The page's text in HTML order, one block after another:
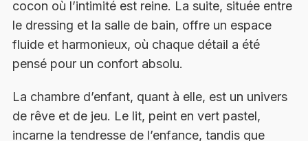
cocon où l’intimité est reine. La suite, située entre
le dressing et la salle de bain, offre un espace
fluide et harmonieux, où chaque détail a été
pensé pour un confort absolu.
La chambre d’enfant, quant à elle, est un univers
de rêve et de jeu. Le lit, peint en vert pastel,
incarne la tendresse de l’enfance, tandis que